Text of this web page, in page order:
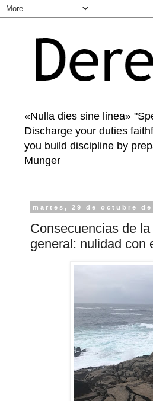
«Nulla dies sine linea»
Discharge your duties
you build discipline by
Munger
martes, 29 de octubre de
Consecuencias de
general: nulidad con